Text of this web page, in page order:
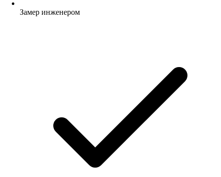
Замер инженером